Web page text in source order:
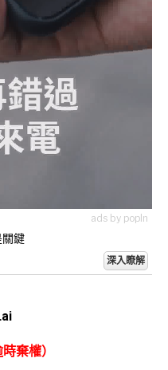
ads by popIn
鍵
深入瞭解
棄權）